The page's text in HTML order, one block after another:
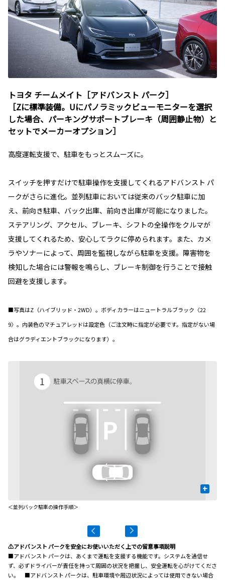
トヨタ チームメイト［アドバンスト パーク］
［Zに標準装備。Uにパノラミックビューモニターを選択
した場合、パーキングサポートブレーキ（周囲静止物）と
セットでメーカーオプション］
高度運転支援で、駐車をもっとスムーズに。
スイッチを押すだけで駐車操作を支援してくれるアドバンスト パ
ークがさらに進化。並列駐車においては従来のバック駐車に加
え、前向き駐車、バック出庫、前向き出庫が可能になりました。
ステアリング、アクセル、ブレーキ、シフトの全操作をクルマが
支援してくれるため、安心してラクに停められます。また、カメ
ラやソナーによって、周囲を監視しながら駐車を支援。障害物を
検知した場合には警報を鳴らし、ブレーキ制御を行うことで接触
回避を支援します。
■写真はZ（ハイブリッド・2WD）。ボディカラーはニュートラルブラック〈22
9〉。内装色のマチュアレッドは設定色（ご注文時に指定が必要です。指定がない場
合はグラディエントブラックになります）。
+
＜並列バック駐車の操作手順＞
⚠アドバンスト パークを安全にお使いいただく上での留意事項説明
■アドバンスト パークは、あくまで運転を支援する機能です。システムを過信せ
ず、必ずドライバーが責任を持って周囲の状況を把握し、安全運転を心がけてくださ
い。 ■アドバンスト パークは、駐車環境や周辺状況によっては使用できない場合